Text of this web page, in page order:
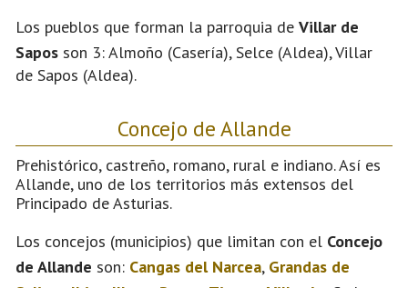
Los pueblos que forman la parroquia de Villar de
Sapos son 3: Almoño (Casería), Selce (Aldea), Villar
de Sapos (Aldea).
Concejo de Allande
Prehistórico, castreño, romano, rural e indiano. Así es
Allande, uno de los territorios más extensos del
Principado de Asturias.
Los concejos (municipios) que limitan con el Concejo
de Allande son: Cangas del Narcea, Grandas de